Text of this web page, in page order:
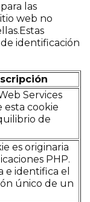
las
web no
identificación
Services
esta cookie
de
es originaria
PHP.
e identifica el
único de un